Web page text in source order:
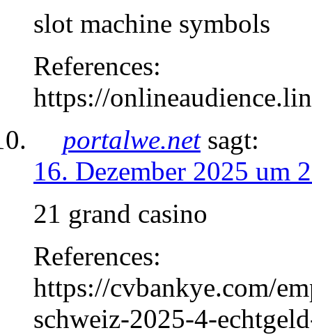
slot machine symbols
References:
https://
portalwe.net sagt:
16. Dezember 2025 um
21 grand casino
References:
https://cvbankye.com/
schweiz-2025-4-